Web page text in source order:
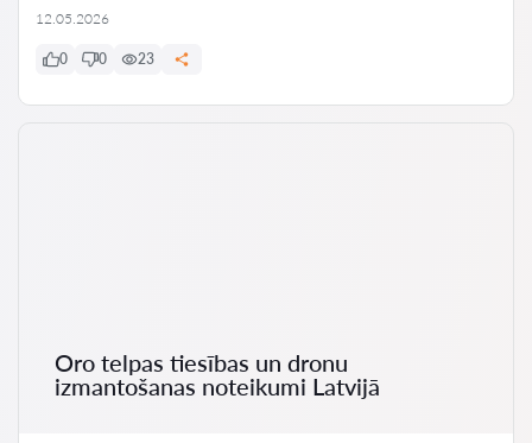
12.05.2026
0 0 23
Oro telpas tiesības un dronu
izmantošanas noteikumi Latvijā